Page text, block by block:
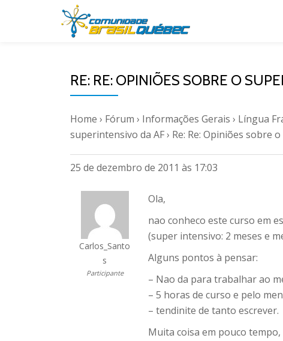
RE: RE: OPINIÕES SOBRE O
Home › Fórum › Informações Gerais › Língua
superintensivo da AF› Re: Re: Opiniões sobre
25 de dezembro de 2011 às 17:03
Carlos_Santo
s
Participante
Ola,
nao conheco este curso em
(super intensivo: 2 meses e
Alguns pontos à pensar:
– Nao da para trabalhar ao
– 5 horas de curso e pelo
– tendinite de tanto escrever.
Muita coisa em pouco